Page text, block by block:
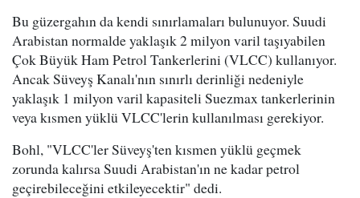
Bu güzergahın da kendi sınırlamaları bulunuyor. Suudi
Arabistan normalde yaklaşık 2 milyon varil taşıyabilen
Çok Büyük Ham Petrol Tankerlerini (VLCC) kullanıyor.
Ancak Süveyş Kanalı'nın sınırlı derinliği nedeniyle
yaklaşık 1 milyon varil kapasiteli Suezmax tankerlerinin
veya kısmen yüklü VLCC'lerin kullanılması gerekiyor.
Bohl, "VLCC'ler Süveyş'ten kısmen yüklü geçmek
zorunda kalırsa Suudi Arabistan'ın ne kadar petrol
geçirebileceğini etkileyecektir" dedi.